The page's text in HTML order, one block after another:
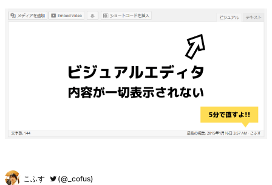
こふす (@_cofus)